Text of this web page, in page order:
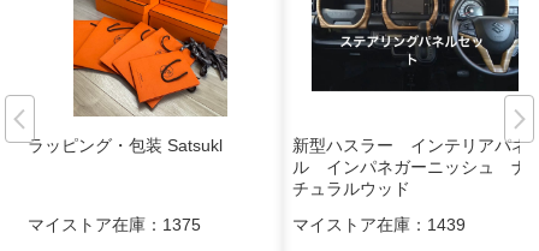
ラッピング・包装 Satsukl
マイストア在庫： 1375
新型ハスラー インテリアパネ
ル インパネガーニッシュ ナ
チュラルウッド
マイストア在庫： 1439